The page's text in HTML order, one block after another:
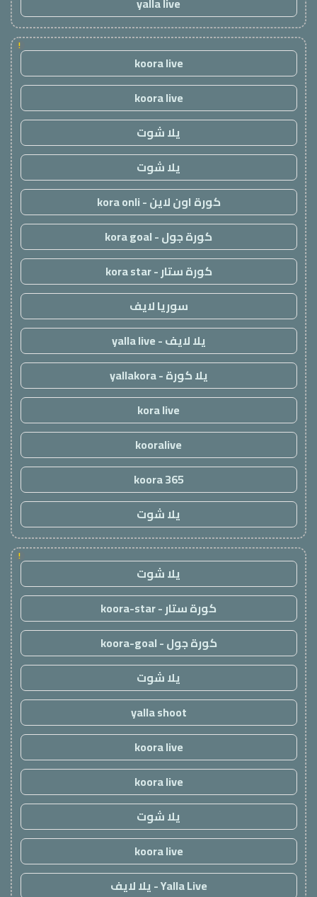
!
koora live
koora live
يلا شوت
يلا شوت
كورة اون لاين - kora onli
كورة جول - kora goal
كورة ستار - kora star
سوريا لايف
يلا لايف - yalla live
يلا كورة - yallakora
kora live
kooralive
koora 365
يلا شوت
!
يلا شوت
كورة ستار - koora-star
كورة جول - koora-goal
يلا شوت
yalla shoot
koora live
koora live
يلا شوت
koora live
Yalla Live - يلا لايف